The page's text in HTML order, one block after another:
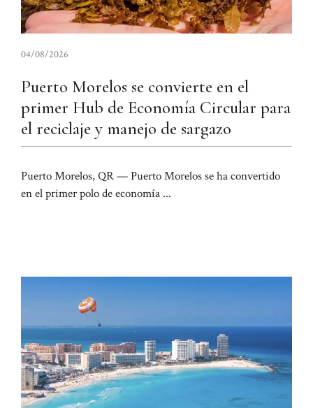
04/08/2026
Puerto Morelos se convierte en el
primer Hub de Economía Circular para
el reciclaje y manejo de sargazo
Puerto Morelos, QR — Puerto Morelos se ha convertido
en el primer polo de economía ...